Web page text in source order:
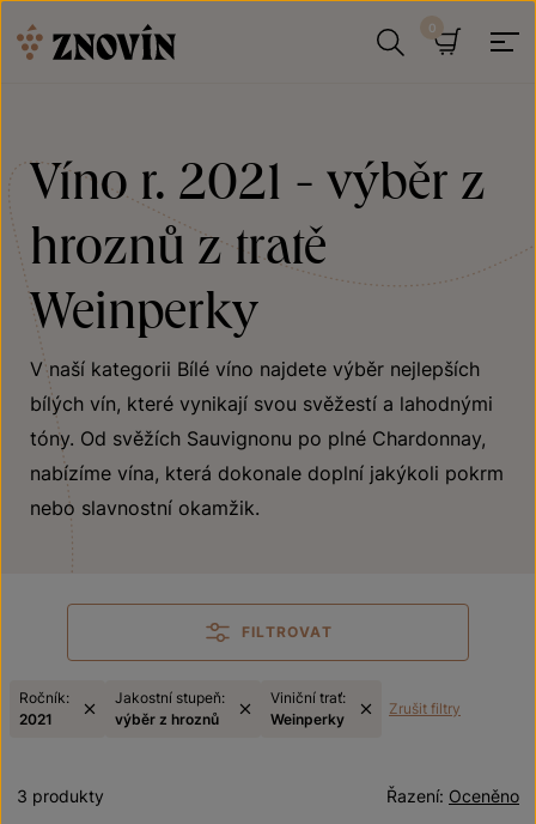
Víno r. 2021 - výběr z
hroznů z tratě
Weinperky
V naší kategorii Bílé víno najdete výběr nejlepších
bílých vín, které vynikají svou svěžestí a lahodnými
tóny. Od svěžích Sauvignonu po plné Chardonnay,
nabízíme vína, která dokonale doplní jakýkoli pokrm
nebo slavnostní okamžik.
FILTROVAT
Ročník:
2021
Jakostní stupeň:
výběr z hroznů
Viniční trať:
Weinperky
Zrušit filtry
Oceněno
Řazení:
3 produkty